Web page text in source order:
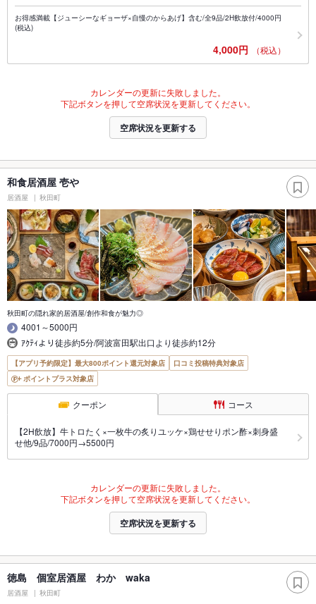
お得感満載【ジューシーなギョーザ×自慢のからあげ】含む/全9品/2H飲放付/4000円
(税込)
4,000円 （税込）
カレンダーの更新に失敗しました。
下記ボタンを押して空席状況を更新してください。
空席状況を更新する
和食居酒屋 壱や
居酒屋 秋田町
秋田町の隠れ家的居酒屋/創作和食が魅力◎
4001～5000円
ｱｸﾃｨより徒歩約5分/阿波富田駅出口より徒歩約12分
【アプリ予約限定】最大800ポイント還元対象店
口コミ投稿特典対象店
ポイントプラス対象店
クーポン コース
【2H飲放】牛トロたく×一枚牛の炙りユッケ×鶏せせりポン酢×刺身盛
せ他/9品/7000円→5500円
カレンダーの更新に失敗しました。
下記ボタンを押して空席状況を更新してください。
空席状況を更新する
徳島 個室居酒屋 わか waka
居酒屋 秋田町